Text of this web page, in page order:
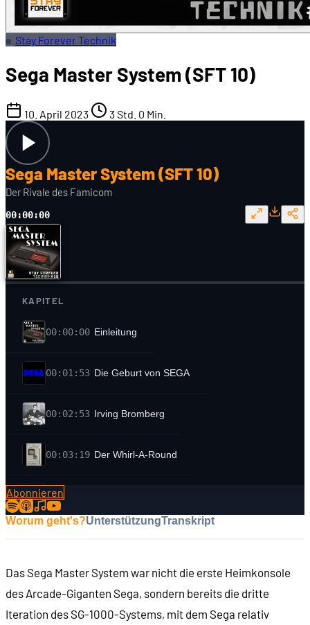
Stay Forever Technik
Sega Master System (SFT 10)
10. April 2023 3 Std. 0 Min.
Sega Master System (SFT 10)
Der Rivale des Famicom
00:00:00
KAPITEL
00:00:00 Einleitung
00:01:53 Die Geburt von SEGA
00:02:53 Irving Bromberg
00:03:19 Der Whirl-A-Round
00:04:01
00:08:13 David Rosen
00:08:37 Fotokabinen
Abonnieren
Worum geht's?UnterstützungTranskript
Das Sega Master System war nicht die erste Heimkonsole
des Arcade-Giganten Sega, sondern bereits die dritte
Iteration des SG-1000-Systems, mit dem Sega relativ